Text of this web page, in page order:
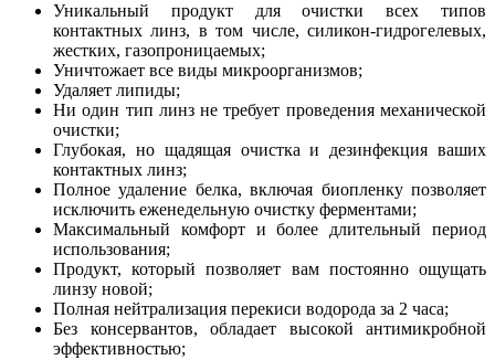
Уникальный продукт для очистки всех типов
контактных линз, в том числе, силикон-гидрогелевых,
жестких, газопроницаемых;
Уничтожает все виды микроорганизмов;
Удаляет липиды;
Ни один тип линз не требует проведения механической
очистки;
Глубокая, но щадящая очистка и дезинфекция ваших
контактных линз;
Полное удаление белка, включая биопленку позволяет
исключить еженедельную очистку ферментами;
Максимальный комфорт и более длительный период
использования;
Продукт, который позволяет вам постоянно ощущать
линзу новой;
Полная нейтрализация перекиси водорода за 2 часа;
Без консервантов, обладает высокой антимикробной
эффективностью;